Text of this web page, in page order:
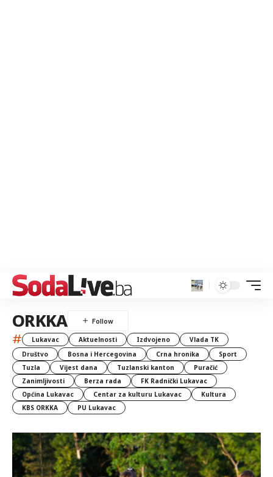
ORKKA
# Lukavac Aktuelnosti Izdvojeno
Vlada TK
Društvo
Bosna i Hercegovina Crna hronika
Sport
Tuzla
Vijest dana Tuzlanski kanton
Puračić
Zanimljivosti
Berza rada
FK Radnički Lukavac
Općina Lukavac
Centar za kulturu Lukavac
Kultura
KBS ORKKA
PU Lukavac